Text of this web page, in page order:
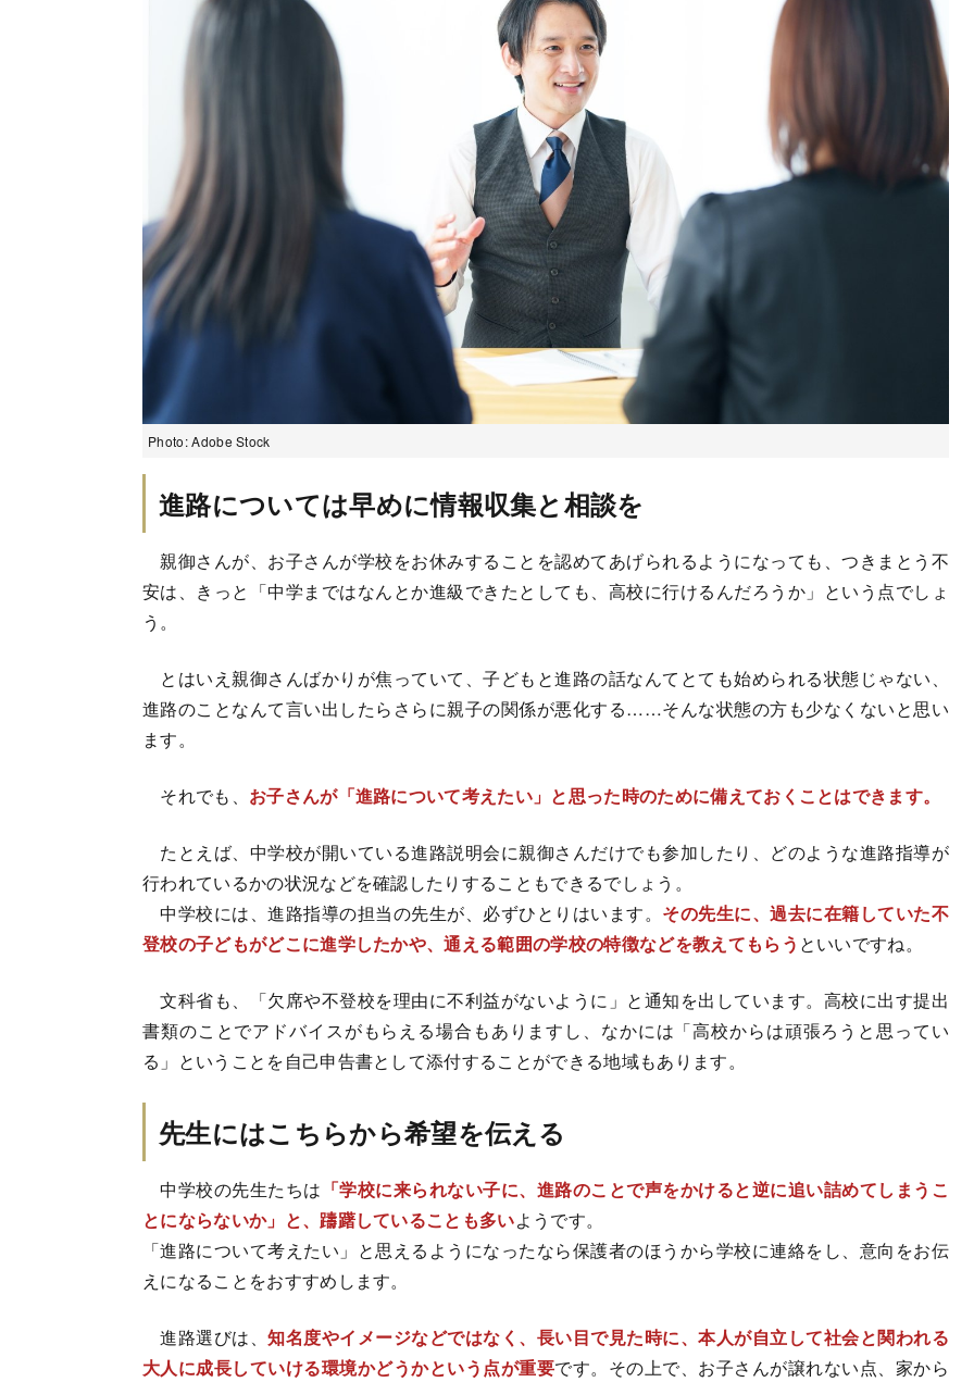
Photo: Adobe Stock
進路については早めに情報収集と相談を
親御さんが、お子さんが学校をお休みすることを認めてあげられるようになっても、つきまとう不
安は、きっと「中学まではなんとか進級できたとしても、高校に行けるんだろうか」という点でしょ
う。
とはいえ親御さんばかりが焦っていて、子どもと進路の話なんてとても始められる状態じゃない、
進路のことなんて言い出したらさらに親子の関係が悪化する……そんな状態の方も少なくないと思い
ます。
それでも、 お子さんが「進路について考えたい」と思った時のために備えておくことはできます。
たとえば、中学校が開いている進路説明会に親御さんだけでも参加したり、どのような進路指導が
行われているかの状況などを確認したりすることもできるでしょう。
中学校には、進路指導の担当の先生が、必ずひとりはいます。 その先生に、過去に在籍していた不
登校の子どもがどこに進学したかや、通える範囲の学校の特徴などを教えてもらう といいですね。
文科省も、「欠席や不登校を理由に不利益がないように」と通知を出しています。高校に出す提出
書類のことでアドバイスがもらえる場合もありますし、なかには「高校からは頑張ろうと思ってい
る」ということを自己申告書として添付することができる地域もあります。
先生にはこちらから希望を伝える
中学校の先生たちは 「学校に来られない子に、進路のことで声をかけると逆に追い詰めてしまうこ
とにならないか」と、躊躇していることも多いようです。
「進路について考えたい」と思えるようになったなら保護者のほうから学校に連絡をし、意向をお伝
えになることをおすすめします。
進路選びは、知名度やイメージなどではなく、長い目で見た時に、本人が自立して社会と関われる
大人に成長していける環境かどうかという点が重要です。その上で、お子さんが譲れない点、家から